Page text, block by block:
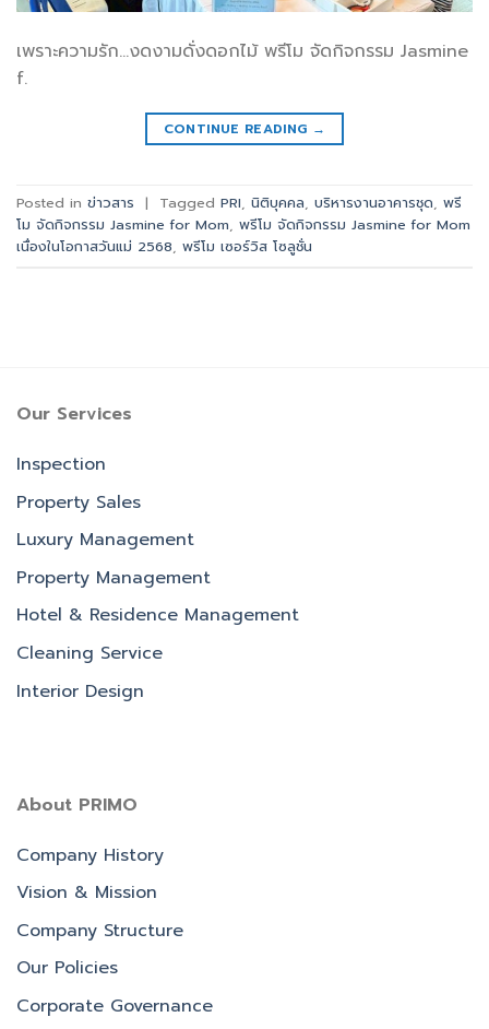
เพราะความรัก…งดงามดั่งดอกไม้ พรีโม จัดกิจกรรม Jasmine
f.
CONTINUE READING →
Posted in ข่าวสาร | Tagged PRI, นิติบุคคล, บริหารงานอาคารชุด, พรี
โม จัดกิจกรรม Jasmine for Mom, พรีโม จัดกิจกรรม Jasmine for Mom
เนื่องในโอกาสวันแม่ 2568, พรีโม เซอร์วิส โซลูชั่น
Our Services
Inspection
Property Sales
Luxury Management
Property Management
Hotel & Residence Management
Cleaning Service
Interior Design
About PRIMO
Company History
Vision & Mission
Company Structure
Our Policies
Corporate Governance